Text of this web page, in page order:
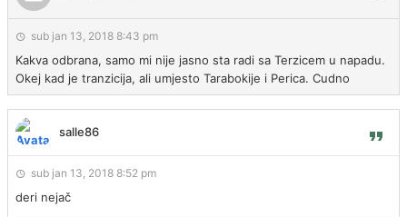
sub jan 13, 2018 8:43 pm
Kakva odbrana, samo mi nije jasno sta radi sa Terzicem u napadu.
Okej kad je tranzicija, ali umjesto Tarabokije i Perica. Cudno
salle86
sub jan 13, 2018 8:52 pm
deri nejač